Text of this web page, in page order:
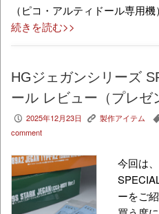
（ピコ・アルティドール専用
続きを読む>>
HGジェガンシリーズ
ール レビュー（プレゼ
P 2025年12月23日 K 製作アイテム
comment
今回は
ーをご